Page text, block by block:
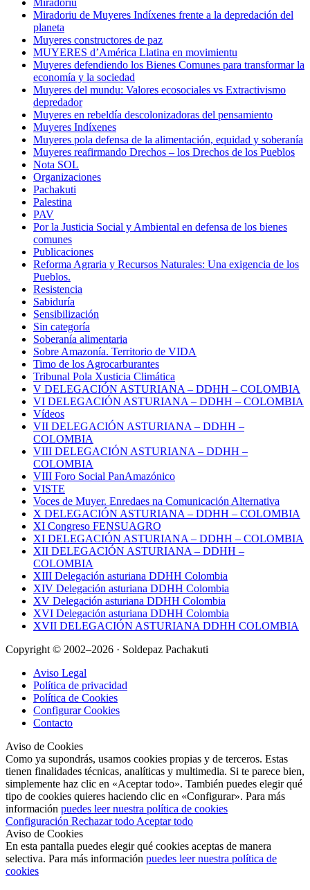
Miradoriu de Muyeres Indíxenes frente a la depredación del
planeta
Muyeres constructores de paz
MUYERES d’América Llatina en movimientu
Muyeres defendiendo los Bienes Comunes para transformar la
economía y la sociedad
Muyeres del mundu: Valores ecosociales vs Extractivismo
depredador
Muyeres en rebeldía descolonizadoras del pensamiento
Muyeres Indíxenes
Muyeres pola defensa de la alimentación, equidad y soberanía
Muyeres reafirmando Drechos – los Drechos de los Pueblos
Nota SOL
Organizaciones
Pachakuti
Palestina
PAV
Por la Justicia Social y Ambiental en defensa de los bienes
comunes
Publicaciones
Reforma Agraria y Recursos Naturales: Una exigencia de los
Pueblos.
Resistencia
Sabiduría
Sensibilización
Sin categoría
Soberanía alimentaria
Sobre Amazonía. Territorio de VIDA
Timo de los Agrocarburantes
Tribunal Pola Xusticia Climática
V DELEGACIÓN ASTURIANA – DDHH – COLOMBIA
VI DELEGACIÓN ASTURIANA – DDHH – COLOMBIA
Vídeos
VII DELEGACIÓN ASTURIANA – DDHH –
COLOMBIA
VIII DELEGACIÓN ASTURIANA – DDHH –
COLOMBIA
VIII Foro Social PanAmazónico
VISTE
Voces de Muyer. Enredaes na Comunicación Alternativa
X DELEGACIÓN ASTURIANA – DDHH – COLOMBIA
XI Congreso FENSUAGRO
XI DELEGACIÓN ASTURIANA – DDHH – COLOMBIA
XII DELEGACIÓN ASTURIANA – DDHH –
COLOMBIA
XIII Delegación asturiana DDHH Colombia
XIV Delegación asturiana DDHH Colombia
XV Delegación asturiana DDHH Colombia
XVI Delegación asturiana DDHH Colombia
XVII DELEGACIÓN ASTURIANA DDHH COLOMBIA
Copyright © 2002–2026 · Soldepaz Pachakuti
Aviso Legal
Política de privacidad
Política de Cookies
Configurar Cookies
Contacto
Aviso de Cookies
Como ya supondrás, usamos cookies propias y de terceros. Estas
tienen finalidades técnicas, analíticas y multimedia. Si te parece bien,
simplemente haz clic en «Aceptar todo». También puedes elegir qué
tipo de cookies quieres haciendo clic en «Configurar». Para más
información puedes leer nuestra política de cookies
Configuración Rechazar todo Aceptar todo
Aviso de Cookies
En esta pantalla puedes elegir qué cookies aceptas de manera
selectiva. Para más información puedes leer nuestra política de
cookies